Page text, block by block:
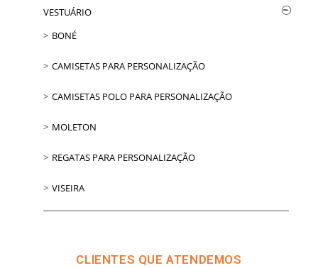
VESTUÁRIO
BONÉ
CAMISETAS PARA PERSONALIZAÇÃO
CAMISETAS POLO PARA PERSONALIZAÇÃO
MOLETON
REGATAS PARA PERSONALIZAÇÃO
VISEIRA
CLIENTES QUE ATENDEMOS